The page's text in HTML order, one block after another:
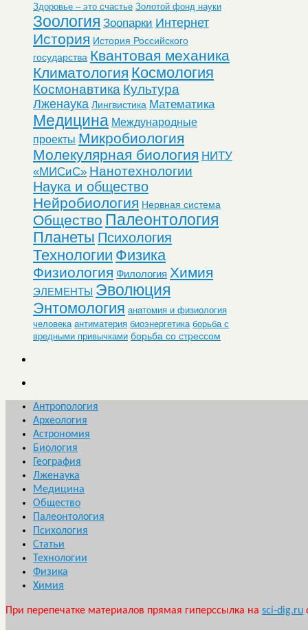
Здоровье – это счастье Золотой фонд науки
Зоология Зоопарки Интернет
История История Российского
государства Квантовая механика
Климатология Космология
Космонавтика Культура
Лженаука Лингвистика Математика
Медицина Международные
проекты Микробиология
Молекулярная биология НИТУ
«МИСиС» Нанотехнологии
Наука и общество
Нейробиология Нервная система
Общество Палеонтология
Планеты Психология
Технологии Физика
Физиология Филология Химия
ЭЛЕМЕНТЫ Эволюция
Энтомология анатомия и физиология
человека антиматерия биоэнергетика борьба с
вредными привычками борьба со стрессом
Антропология
Археология
Астрономия
Биология
География
Лженаука
Медицина
Общество
Палеонтология
Психология
Статьи
Технологии
Физика
Химия
При перепечатке материалов прямая гиперссылка на sci-dig.ru